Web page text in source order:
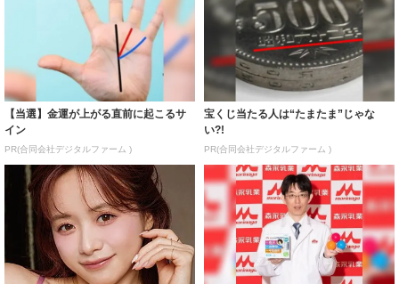
【当選】金運が上がる直前に起こるサ
イン
PR(合同会社デジタルファーム )
宝くじ当たる人は“たまたま”じゃな
い?!
PR(合同会社デジタルファーム )